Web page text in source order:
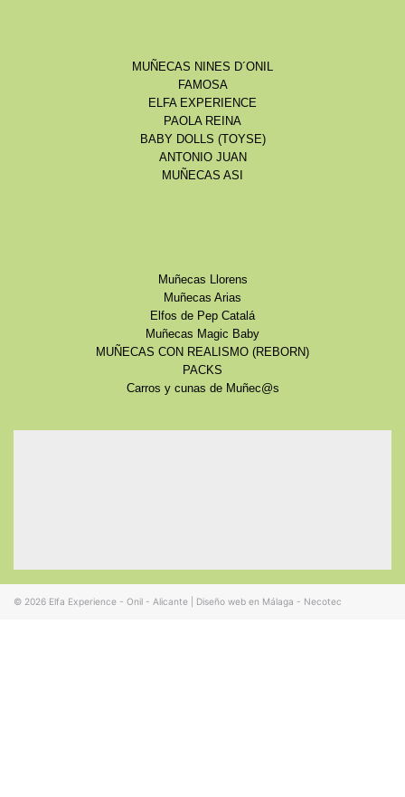
MUÑECAS NINES D´ONIL
FAMOSA
ELFA EXPERIENCE
PAOLA REINA
BABY DOLLS (TOYSE)
ANTONIO JUAN
MUÑECAS ASI
Muñecas Llorens
Muñecas Arias
Elfos de Pep Catalá
Muñecas Magic Baby
MUÑECAS CON REALISMO (REBORN)
PACKS
Carros y cunas de Muñec@s
© 2026 Elfa Experience - Onil - Alicante Diseño web en Málaga - Necotec